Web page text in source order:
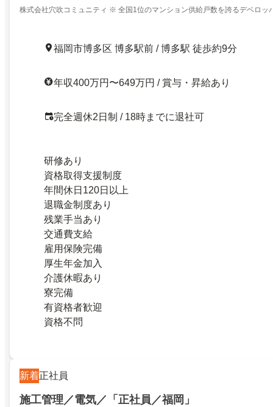
株式会社穴吹コミュニティ ※ 全国1位のマンション供給戸数を誇るデベロッ
福岡市博多区 博多駅前 / 博多駅 徒歩約9分
年収400万円〜649万円 / 賞与・昇給あり
完全週休2日制 / 18時までに退社可
研修あり
資格取得支援制度
年間休日120日以上
退職金制度あり
残業手当あり
交通費支給
雇用保険完備
厚生年金加入
介護休暇あり
寮完備
有資格者歓迎
資格不問
新着正社員
施工管理／電気／「正社員／福岡」